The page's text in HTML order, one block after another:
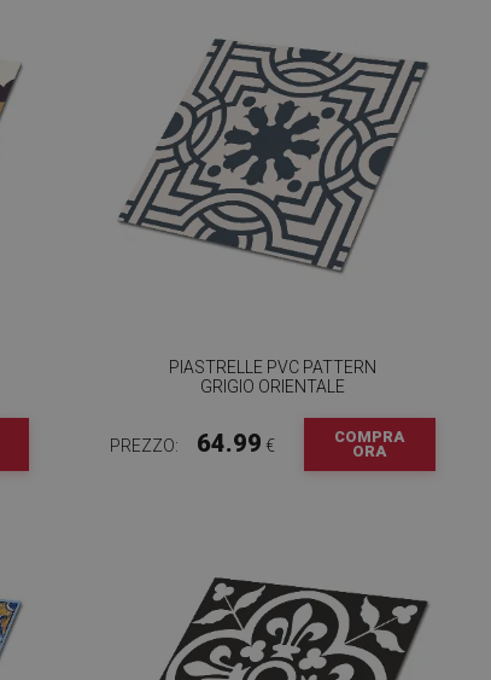
PIASTRELLE PVC PATTERN
GRIGIO ORIENTALE
PREZZO: 64.99 €
COMPRA
ORA